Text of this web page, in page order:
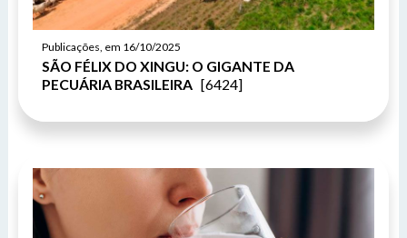
Publicações, em 16/10/2025
SÃO FÉLIX DO XINGU: O GIGANTE DA
PECUÁRIA BRASILEIRA [6424]